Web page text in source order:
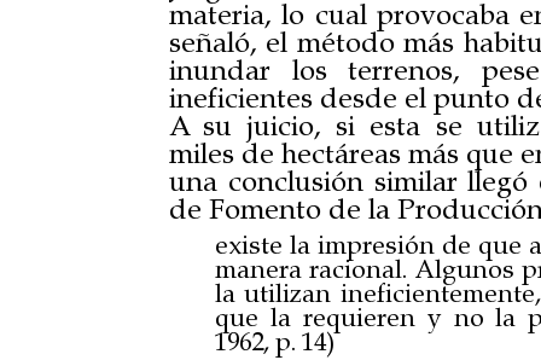
materia, lo cual provocaba
señaló, el método más
inundar los terrenos,
ineficientes desde el punto
A su juicio, si esta se
miles de hectáreas más que
una conclusión similar
de Fomento de la
existe la impresión de que
manera racional. Algunos
la utilizan
que la requieren y no la
1962, p. 14)